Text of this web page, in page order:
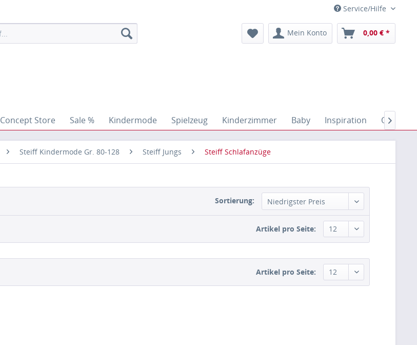
Service/Hilfe
Mein Konto 0,00 € *
Concept Store Sale % Kindermode Spielzeug Kinderzimmer Baby Inspiration Outdoor

Steiff Kindermode Gr. 80-128 Steiff Jungs Steiff Schlafanzüge
Sortierung:
Artikel pro Seite:
Artikel pro Seite: